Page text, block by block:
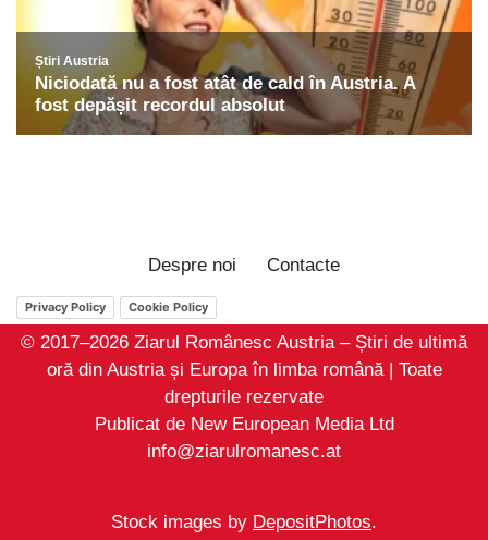
Despre noi Contacte
Privacy Policy Cookie Policy
© 2017–2026 Ziarul Românesc Austria – Știri de ultimă
oră din Austria și Europa în limba română | Toate
drepturile rezervate
Publicat de New European Media Ltd
info@ziarulromanesc.at
Stock images by DepositPhotos.